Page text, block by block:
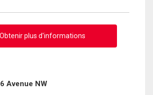
Obtenir plus d'informations
Avenue NW